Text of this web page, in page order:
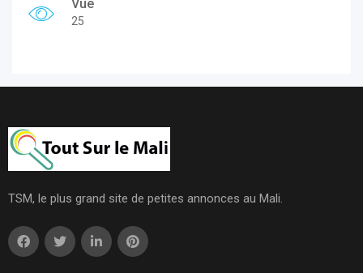
Vue
25
TSM, le plus grand site de petites annonces au Mali.